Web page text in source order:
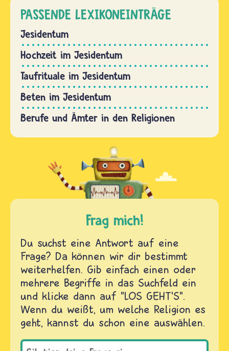
PASSENDE LEXIKONEINTRÄGE
Jesidentum
Hochzeit im Jesidentum
Taufrituale im Jesidentum
Beten im Jesidentum
Berufe und Ämter in den Religionen
Frag mich!
Du suchst eine Antwort auf eine
Frage? Da können wir dir bestimmt
weiterhelfen. Gib einfach einen oder
mehrere Begriffe in das Suchfeld ein
und klicke dann auf "LOS GEHT'S".
Wenn du weißt, um welche Religion es
geht, kannst du schon eine auswählen.